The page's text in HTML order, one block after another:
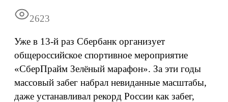
2623
Уже в 13-й раз Сбербанк организует
общероссийское спортивное мероприятие
«СберПрайм Зелёный марафон». За эти годы
массовый забег набрал невиданные масштабы,
даже устанавливал рекорд России как забег,